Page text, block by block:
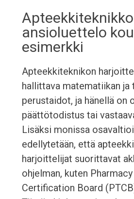
ansioluettelo
esimerkki
Apteekkiteknikon
hallittava matematiikan ja
perustaidot, ja hänellä on
päättötodistus tai
Lisäksi monissa
edellytetään, että
harjoittelijat suorittavat
ohjelman, kuten
Certification Board